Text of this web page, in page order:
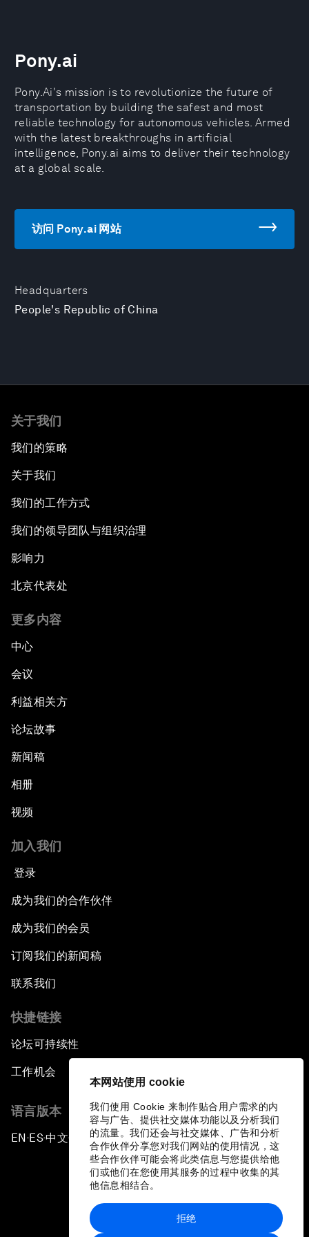
本网站使用 cookie
我们使用 Cookie 来制作贴合用户需求的内
容与广告、提供社交媒体功能以及分析我们
的流量。我们还会与社交媒体、广告和分析
合作伙伴分享您对我们网站的使用情况，这
些合作伙伴可能会将此类信息与您提供给他
们或他们在您使用其服务的过程中收集的其
他信息相结合。
拒绝
Headquarters
People's Republic of China
Pony.ai
Pony.Ai's mission is to revolutionize the future of
transportation by building the safest and most
reliable technology for autonomous vehicles. Armed
with the latest breakthroughs in artificial
intelligence, Pony.ai aims to deliver their technology
at a global scale.
访问 Pony.ai 网站
关于我们
我们的策略
关于我们
我们的工作方式
我们的领导团队与组织治理
影响力
北京代表处
更多内容
中心
会议
利益相关方
论坛故事
新闻稿
相册
视频
加入我们
登录
成为我们的合作伙伴
成为我们的会员
订阅我们的新闻稿
联系我们
快捷链接
论坛可持续性
工作机会
语言版本
EN ▪ES▪中文▪ 日本語